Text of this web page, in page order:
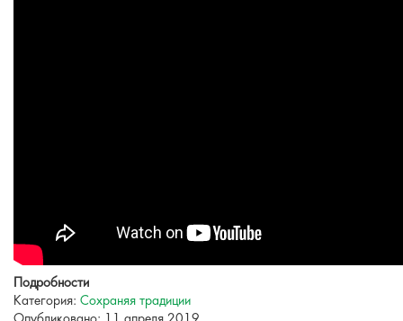
Подробности
Категория: Сохраняя традиции